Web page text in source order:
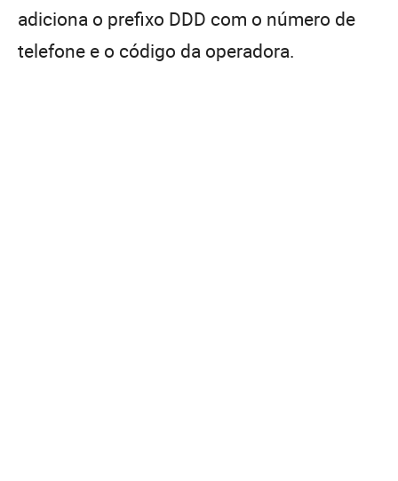
adiciona o prefixo DDD com o número de
telefone e o código da operadora.